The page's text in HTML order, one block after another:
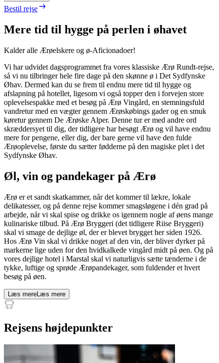
Bestil rejse
Mere tid til hygge på perlen i øhavet
Kalder alle Ærøelskere og ø-Aficionadoer!
Vi har udvidet dagsprogrammet fra vores klassiske Ærø Rundt-rejse,
så vi nu tilbringer hele fire dage på den skønne ø i Det Sydfynske
Øhav. Dermed kan du se frem til endnu mere tid til hygge og
afslapning på hotellet, ligesom vi også topper den i forvejen store
oplevelsespakke med et besøg på Ærø Vingård, en stemningsfuld
vandretur med en vægter gennem Ærøskøbings gader og en smuk
køretur gennem De Ærøske Alper. Denne tur er med andre ord
skræddersyet til dig, der tidligere har besøgt Ærø og vil have endnu
mere for pengene, eller dig, der bare gerne vil have den fulde
Ærøoplevelse, første du sætter fødderne på den magiske plet i det
Sydfynske Øhav.
Øl, vin og pandekager på Ærø
Ærø er et sandt skatkammer, når det kommer til lækre, lokale
delikatesser, og på denne rejse kommer smagsløgene i dén grad på
arbejde, når vi skal spise og drikke os igennem nogle af øens mange
kulinariske tilbud. På Ærø Bryggeri (det tidligere Riise Bryggeri)
skal vi smage de dejlige øl, der er blevet brygget her siden 1926.
Hos Ærø Vin skal vi drikke noget af den vin, der bliver dyrker på
markerne lige uden for den hvidkalkede vingård midt på øen. Og på
vores dejlige hotel i Marstal skal vi naturligvis sætte tænderne i de
tykke, luftige og sprøde Ærøpandekager, som fuldender et hvert
besøg på øen.
Læs mereLæs mere
Rejsens højdepunkter